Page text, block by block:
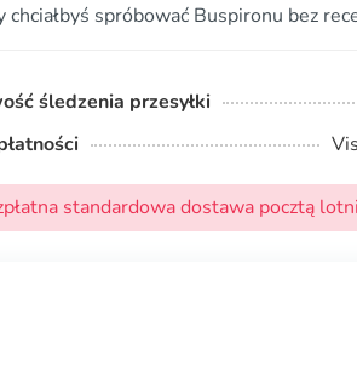
chciałbyś spróbować Buspironu bez
śledzenia przesyłki
standardowa dostawa pocztą